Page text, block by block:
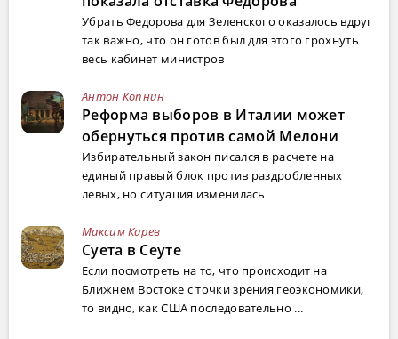
Убрать Федорова для Зеленского оказалось вдруг
так важно, что он готов был для этого грохнуть
весь кабинет министров
Антон Копнин
Реформа выборов в Италии может
обернуться против самой Мелони
Избирательный закон писался в расчете на
единый правый блок против раздробленных
левых, но ситуация изменилась
Максим Карев
Суета в Сеуте
Если посмотреть на то, что происходит на
Ближнем Востоке с точки зрения геоэкономики,
то видно, как США последовательно ...